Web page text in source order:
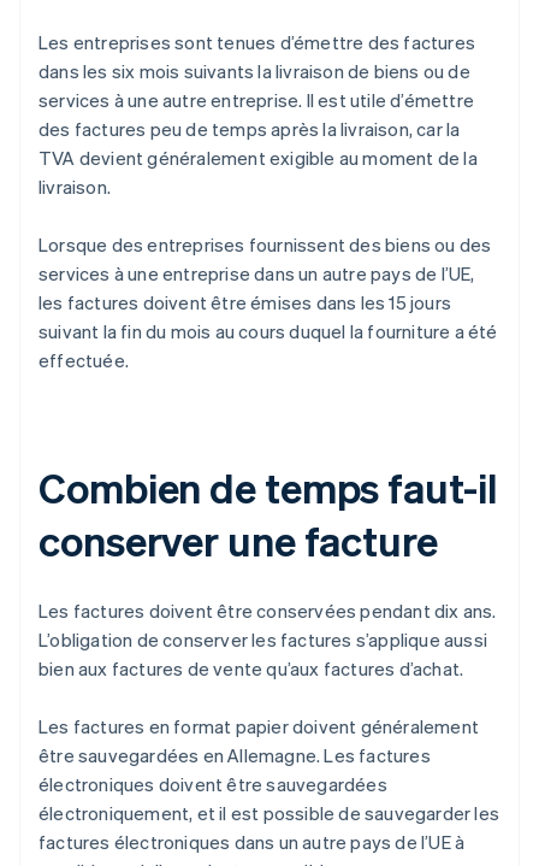
Les entreprises sont tenues d’émettre des factures
dans les six mois suivants la livraison de biens ou de
services à une autre entreprise. Il est utile d’émettre
des factures peu de temps après la livraison, car la
TVA devient généralement exigible au moment de la
livraison.
Lorsque des entreprises fournissent des biens ou des
services à une entreprise dans un autre pays de l’UE,
les factures doivent être émises dans les 15 jours
suivant la fin du mois au cours duquel la fourniture a été
effectuée.
Combien de temps faut-il
conserver une facture
Les factures doivent être conservées pendant dix ans.
L’obligation de conserver les factures s’applique aussi
bien aux factures de vente qu’aux factures d’achat.
Les factures en format papier doivent généralement
être sauvegardées en Allemagne. Les factures
électroniques doivent être sauvegardées
électroniquement, et il est possible de sauvegarder les
factures électroniques dans un autre pays de l’UE à